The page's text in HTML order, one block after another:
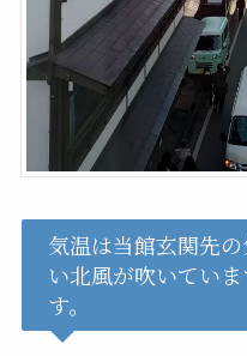
気温は当館玄関先
い北風が吹いてい
す。